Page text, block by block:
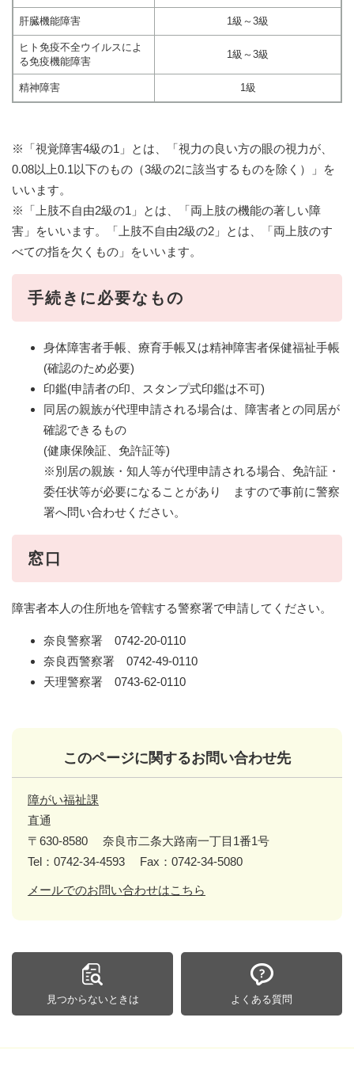
肝臓機能障害 1級～3級
ヒト免疫不全ウイルスによ
る免疫機能障害
1級～3級
精神障害 1級
※「視覚障害4級の1」とは、「視力の良い方の眼の視力が、
0.08以上0.1以下のもの（3級の2に該当するものを除く）」を
いいます。
※「上肢不自由2級の1」とは、「両上肢の機能の著しい障
害」をいいます。「上肢不自由2級の2」とは、「両上肢のす
べての指を欠くもの」をいいます。
手続きに必要なもの
身体障害者手帳、療育手帳又は精神障害者保健福祉手帳
(確認のため必要)
印鑑(申請者の印、スタンプ式印鑑は不可)
同居の親族が代理申請される場合は、障害者との同居が
確認できるもの
(健康保険証、免許証等)
※別居の親族・知人等が代理申請される場合、免許証・
委任状等が必要になることがあり ますので事前に警察
署へ問い合わせください。
窓口
障害者本人の住所地を管轄する警察署で申請してください。
奈良警察署 0742-20-0110
奈良西警察署 0742-49-0110
天理警察署 0743-62-0110
このページに関するお問い合わせ先
障がい福祉課
直通
〒630-8580
奈良市二条大路南一丁目1番1号
Tel：0742-34-4593
Fax：0742-34-5080
メールでのお問い合わせはこちら
見つからないときは よくある質問